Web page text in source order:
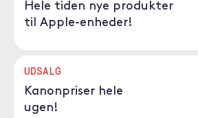
Hele tiden nye produkter
til Apple-enheder!
UDSALG
Kanonpriser hele
ugen!